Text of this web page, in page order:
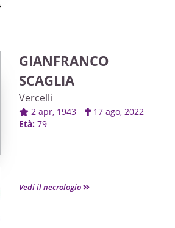
GIANFRANCO
SCAGLIA
Vercelli
2 apr, 1943
17 ago, 2022
Età: 79
Vedi il necrologio